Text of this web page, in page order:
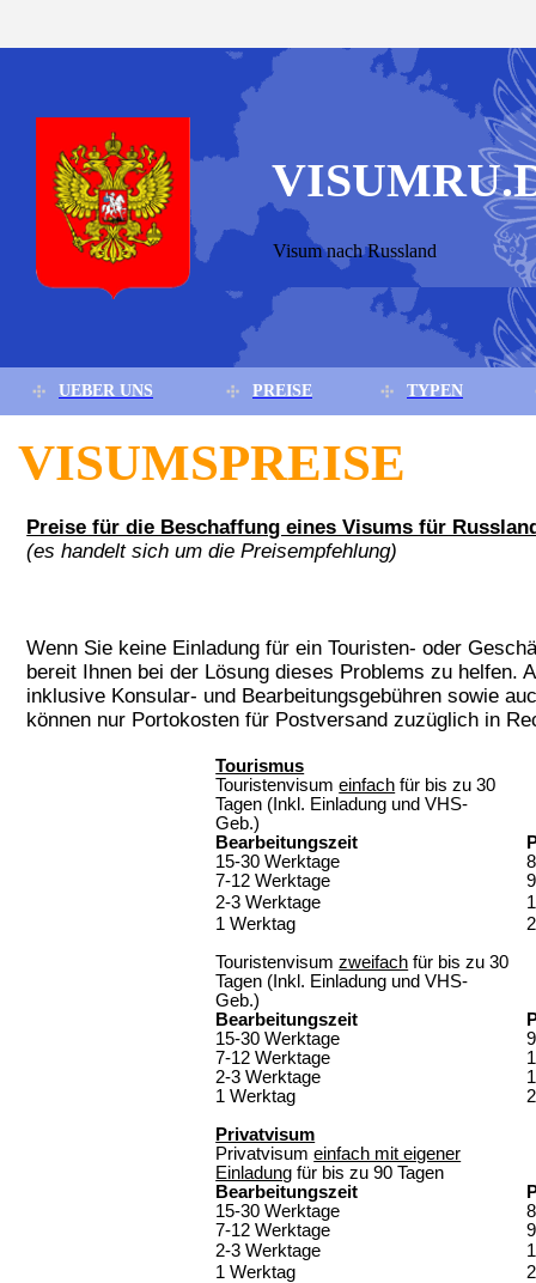
Visum nach Russland
UEBER UNS PREISE TYPEN
VISUMSPREISE
Preise für die Beschaffung eines Visums für
(es handelt sich um die Preisempfehlung)
Wenn Sie keine Einladung für ein Touristen- oder
bereit Ihnen bei der Lösung dieses Problems zu helfen.
inklusive Konsular- und Bearbeitungsgebühren sowie
können nur Portokosten für Postversand zuzüglich in
Tourismus
Touristenvisumeinfach für bis zu 30
Tagen (Inkl. Einladung und VHS-
Geb.)
Bearbeitungszeit
15-30 Werktage
7-12 Werktage
2-3 Werktage
1 Werktag
Touristenvisumzweifach für bis zu 30
Tagen (Inkl. Einladung und VHS-
Geb.)
Bearbeitungszeit
15-30 Werktage
7-12 Werktage
2-3 Werktage
1 Werktag
Privatvisum
Privatvisumeinfach mit eigener
Einladung für bis zu 90 Tagen
Bearbeitungszeit
15-30 Werktage
7-12 Werktage
2-3 Werktage
1 Werktag